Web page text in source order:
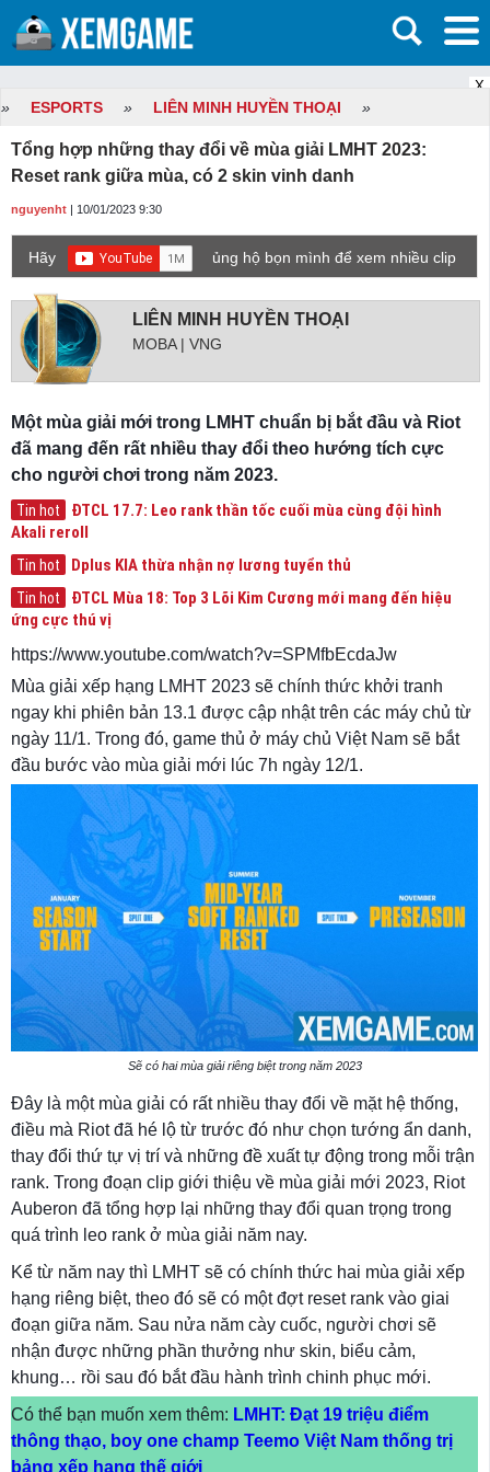
X
» ESPORTS » LIÊN MINH HUYỀN THOẠI »
Tổng hợp những thay đổi về mùa giải LMHT 2023:
Reset rank giữa mùa, có 2 skin vinh danh
nguyenht | 10/01/2023 9:30
Hãy
ủng hộ bọn mình để xem nhiều clip
LIÊN MINH HUYỀN THOẠI
MOBA | VNG
Một mùa giải mới trong LMHT chuẩn bị bắt đầu và Riot
đã mang đến rất nhiều thay đổi theo hướng tích cực
cho người chơi trong năm 2023.
Tin hot
ĐTCL 17.7: Leo rank thần tốc cuối mùa cùng đội hình
Akali reroll
Tin hot Dplus KIA thừa nhận nợ lương tuyển thủ
Tin hot
ĐTCL Mùa 18: Top 3 Lõi Kim Cương mới mang đến hiệu
ứng cực thú vị
https://www.youtube.com/watch?v=SPMfbEcdaJw
Mùa giải xếp hạng LMHT 2023 sẽ chính thức khởi tranh
ngay khi phiên bản 13.1 được cập nhật trên các máy chủ từ
ngày 11/1. Trong đó, game thủ ở máy chủ Việt Nam sẽ bắt
đầu bước vào mùa giải mới lúc 7h ngày 12/1.
Sẽ có hai mùa giải riêng biệt trong năm 2023
Đây là một mùa giải có rất nhiều thay đổi về mặt hệ thống,
điều mà Riot đã hé lộ từ trước đó như chọn tướng ẩn danh,
thay đổi thứ tự vị trí và những đề xuất tự động trong mỗi trận
rank. Trong đoạn clip giới thiệu về mùa giải mới 2023, Riot
Auberon đã tổng hợp lại những thay đổi quan trọng trong
quá trình leo rank ở mùa giải năm nay.
Kể từ năm nay thì LMHT sẽ có chính thức hai mùa giải xếp
hạng riêng biệt, theo đó sẽ có một đợt reset rank vào giai
đoạn giữa năm. Sau nửa năm cày cuốc, người chơi sẽ
nhận được những phần thưởng như skin, biểu cảm,
khung… rồi sau đó bắt đầu hành trình chinh phục mới.
Có thể bạn muốn xem thêm: LMHT: Đạt 19 triệu điểm
thông thạo, boy one champ Teemo Việt Nam thống trị
bảng xếp hạng thế giới